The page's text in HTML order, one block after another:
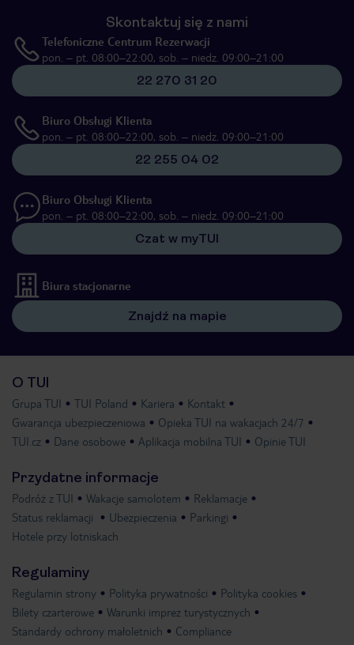
Skontaktuj się z nami
Telefoniczne Centrum Rezerwacji
pon. – pt. 08:00–22:00, sob. – niedz. 09:00–21:00
22 270 31 20
Biuro Obsługi Klienta
pon. – pt. 08:00–22:00, sob. – niedz. 09:00–21:00
22 255 04 02
Biuro Obsługi Klienta
pon. – pt. 08:00–22:00, sob. – niedz. 09:00–21:00
Czat w myTUI
Biura stacjonarne
Znajdź na mapie
O TUI
Grupa TUI TUI Poland Kariera
Kontakt
Gwarancja ubezpieczeniowa
Opieka TUI na wakacjach 24/7
TUI.cz
Dane osobowe Aplikacja mobilna TUI Opinie TUI
Przydatne informacje
Podróż z TUI Wakacje samolotem
Reklamacje
Status reklamacji
Ubezpieczenia
Parkingi
Hotele przy lotniskach
Regulaminy
Regulamin strony Polityka prywatności
Polityka cookies
Bilety czarterowe
Warunki imprez turystycznych
Standardy ochrony małoletnich
Compliance